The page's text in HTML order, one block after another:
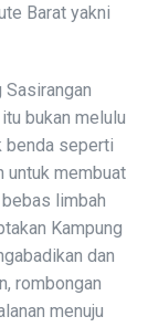
Barat yakni
bukan melulu
benda seperti
untuk membuat
limbah
Kampung
dan
rombongan
menuju